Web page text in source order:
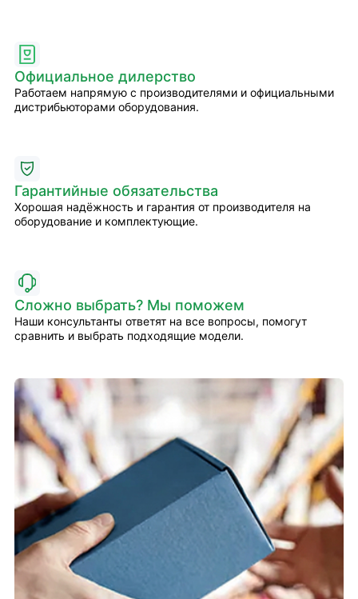
Официальное дилерство
Работаем напрямую с производителями и официальными
дистрибьюторами оборудования.
Гарантийные обязательства
Хорошая надёжность и гарантия от производителя на
оборудование и комплектующие.
Сложно выбрать? Мы поможем
Наши консультанты ответят на все вопросы, помогут
сравнить и выбрать подходящие модели.